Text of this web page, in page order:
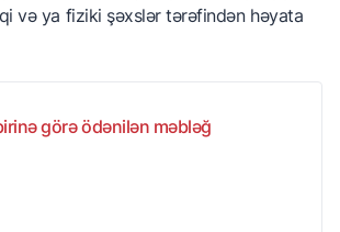
və ya fiziki şəxslər tərəfindən həyata
görə ödənilən məbləğ